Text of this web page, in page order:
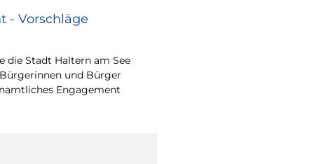
- Vorschläge
die Stadt Haltern am See
und Bürger
Engagement